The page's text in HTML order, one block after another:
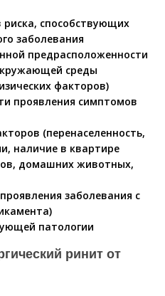
способствующих
заболевания
предрасположенности
среды
факторов)
проявления симптомов
(перенаселенность,
наличие в квартире
домашних животных,
заболевания с
патологии
ринит от